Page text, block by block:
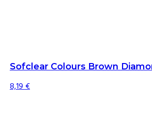
Sofclear Colours Brown
8,19€